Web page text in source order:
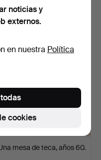
pujas
USD
mesa de teca, años 60.
noticias y
externos.
en nuestra Política
cookies